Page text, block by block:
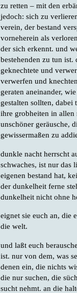
zu retten – mit den
jedoch: sich zu
verein, der bestand
vorneherein als
der sich erkennt. und
bestehenden zu tun
geknechtete und
verwerfen und
geraten aneinander,
gestalten sollten,
ihre grobheiten in allen
unschöner geräusche,
gewissermaßen zu
dunkle nacht herrscht
schwaches, ist nur das
eigenen bestand hat,
der dunkelheit ferne
dunkelheit nicht ohne
eignet sie euch an, die
die welt.
und laßt euch
ist. nur von dem, was
denen ein, die nichts
die nur suchen, die
sucht nehmt. an die